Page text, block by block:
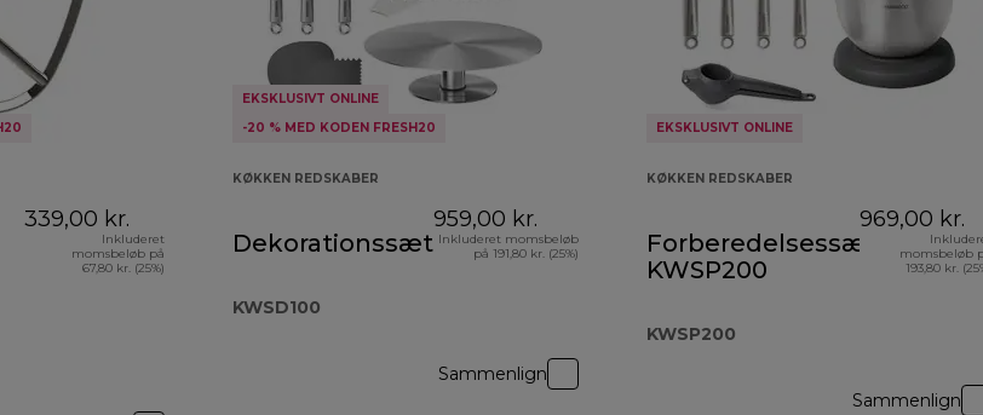
339,00 kr.
Inkluderet
momsbeløb på
67,80 kr. (25%)
EKSKLUSIVT ONLINE
-20 % MED KODEN FRESH20
KØKKEN REDSKABER
Dekorationssæt
KWSD100
959,00 kr.
Inkluderet momsbeløb
på 191,80 kr. (25%)
Sammenlign
EKSKLUSIVT ONLINE
KØKKEN REDSKABER
Forberedelsessæt
KWSP200
KWSP200
969,00 kr.
momsbeløb
193,80 kr.
Sammenlign